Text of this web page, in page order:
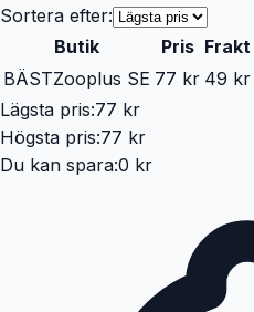
Sortera efter:
Butik
Pris Frakt
BÄSTZooplus SE 77 kr 49 kr
Lägsta pris:77 kr
Högsta pris:77 kr
Du kan spara:0 kr